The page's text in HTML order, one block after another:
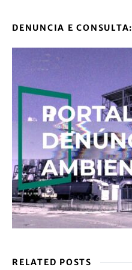
DENUNCIA E CONSULTA:
RELATED POSTS